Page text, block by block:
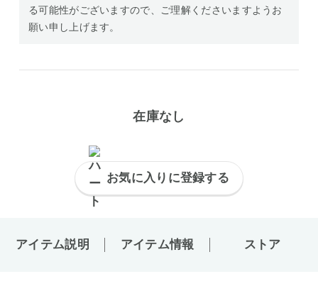
る可能性がございますので、ご理解くださいますようお
願い申し上げます。
在庫なし
お気に入りに登録する
アイテム説明 アイテム情報 ストア